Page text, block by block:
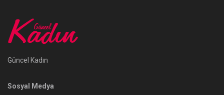
Güncel Kadın
Sosyal Medya